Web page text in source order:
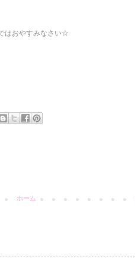
はおやすみなさい☆
ホーム